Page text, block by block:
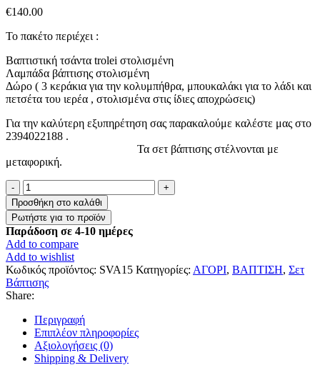
€140.00
Το πακέτο περιέχει :
Bαπτιστική τσάντα trolei στολισμένη
Λαμπάδα βάπτισης στολισμένη
Δώρο ( 3 κεράκια για την κολυμπήθρα, μπουκαλάκι για το λάδι και
πετσέτα του ιερέα , στολισμένα στις ίδιες αποχρώσεις)
Για την καλύτερη εξυπηρέτηση σας παρακαλούμε καλέστε μας στο
2394022188 .
Τα σετ βάπτισης στέλνονται με
μεταφορική.
Σετ
βάπτισης
”Πον-
Πον
με
αρχικό”
ποσότητα
Προσθήκη στο καλάθι
Παράδοση σε 4-10 ημέρες
Add to compare
Add to wishlist
Κωδικός προϊόντος: SVA15 Κατηγορίες: ΑΓΟΡΙ, ΒΑΠΤΙΣΗ, Σετ
Βάπτισης
Share:
Περιγραφή
Επιπλέον πληροφορίες
Αξιολογήσεις (0)
Shipping & Delivery